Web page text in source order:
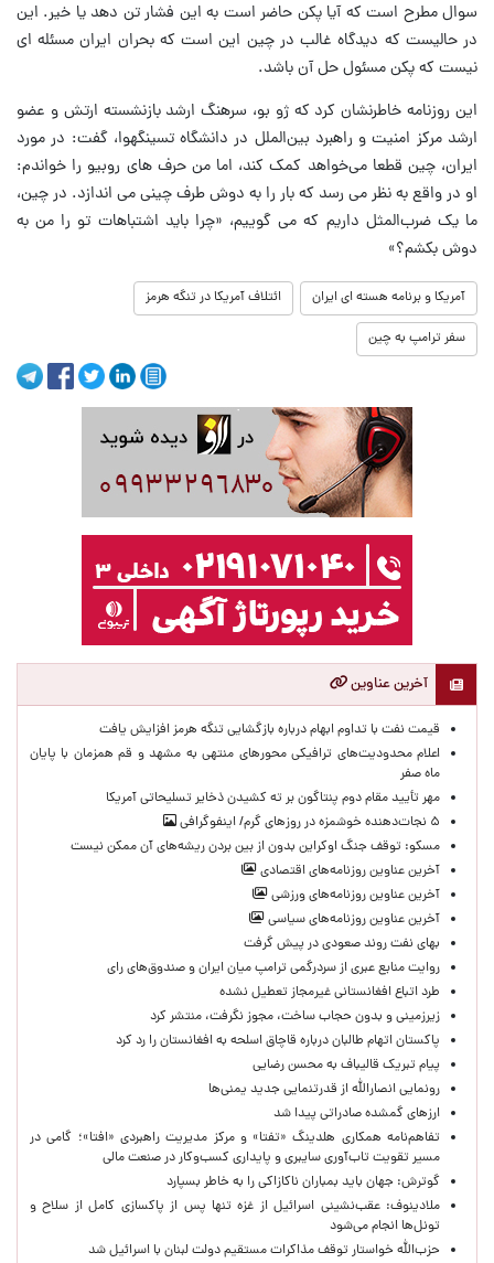
سوال مطرح است که آیا پکن حاضر است به این فشار تن دهد یا خیر. این
در حالیست که دیدگاه غالب در چین این است که بحران ایران مسئله‌ ای
نیست که پکن مسئول حل آن باشد.
این روزنامه خاطرنشان کرد که ژو بو، سرهنگ ارشد بازنشسته ارتش و عضو
ارشد مرکز امنیت و راهبرد بین‌الملل در دانشگاه تسینگهوا، گفت: در مورد
ایران، چین قطعا می‌خواهد کمک کند، اما من حرف‌ های روبیو را خواندم:
او در واقع به نظر می‌ رسد که بار را به دوش طرف چینی می‌ اندازد. در چین،
ما یک ضرب‌المثل داریم که می گوییم، «چرا باید اشتباهات تو را من به
دوش بکشم؟»
آمریکا و برنامه هسته ای ایران ائتلاف آمریکا در تنگه هرمز
سفر ترامپ به چین
آخرین عناوین
قیمت نفت با تداوم ابهام درباره بازگشایی تنگه هرمز افزایش یافت
اعلام محدودیت‌های ترافیکی محورهای منتهی به مشهد و قم همزمان با پایان
ماه صفر
مهر تأیید مقام دوم پنتاگون بر ته کشیدن ذخایر تسلیحاتی آمریکا
۵ نجات‌دهنده خوشمزه در روزهای گرم/ اینفوگرافی
مسکو: توقف جنگ اوکراین بدون از بین بردن ریشه‌های آن ممکن نیست
آخرین عناوین روزنامه‌های اقتصادی
آخرین عناوین روزنامه‌های ورزشی
آخرین عناوین روزنامه‌های سیاسی
بهای نفت روند صعودی در پیش گرفت
روایت منابع عبری از سردرگمی ترامپ میان ایران و صندوق‌های رای
طرد اتباع افغانستانی غیرمجاز تعطیل نشده
زیرزمینی و بدون حجاب ساخت، مجوز نگرفت، منتشر کرد
پاکستان اتهام طالبان درباره قاچاق اسلحه به افغانستان را رد کرد
پیام تبریک قالیباف به محسن رضایی
رونمایی انصارالله از قدرتنمایی جدید یمنی‌ها
ارزهای گمشده صادراتی پیدا شد
تفاهم‌نامه همکاری هلدینگ «تفتا» و مرکز مدیریت راهبردی «افتا»؛ گامی در
مسیر تقویت تاب‌آوری سایبری و پایداری کسب‌وکار در صنعت مالی
گوترش: جهان باید بمباران ناکازاکی را به‌ خاطر بسپارد
ملادینوف: عقب‌نشینی اسرائیل از غزه تنها پس از پاکسازی کامل از سلاح و
تونل‌ها انجام می‌شود
حزب‌الله خواستار توقف مذاکرات مستقیم دولت لبنان با اسرائیل شد